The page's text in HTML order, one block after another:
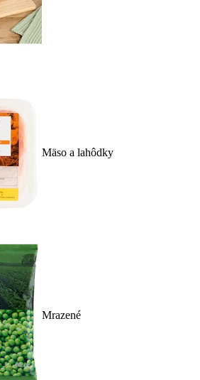
Mäso a lahôdky
Mrazené